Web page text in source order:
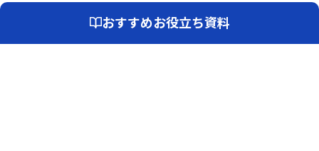
おすすめお役立ち資料